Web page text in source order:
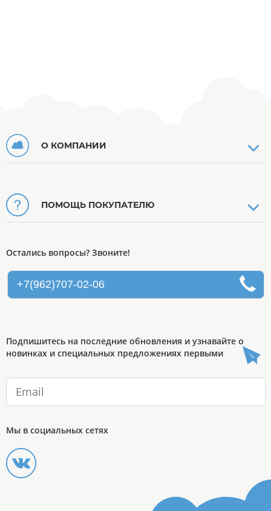
О КОМПАНИИ
ПОМОЩЬ ПОКУПАТЕЛЮ
Остались вопросы? Звоните!
+7(962)707-02-06
Подпишитесь на последние обновления и узнавайте о
новинках и специальных предложениях первыми
Мы в социальных сетях